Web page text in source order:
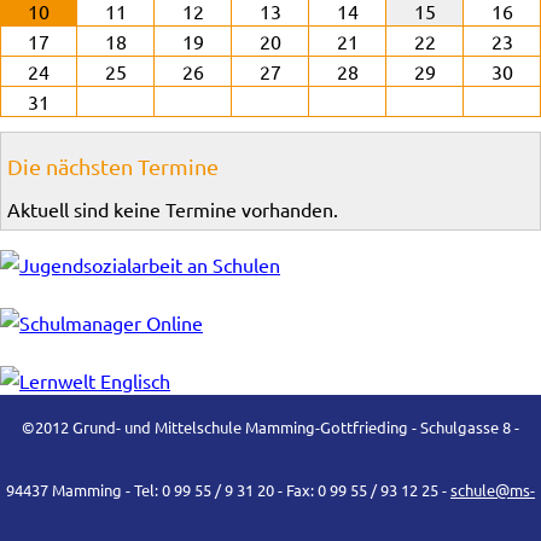
10
11 12 13 14 15
16
17
18 19 20 21 22
23
24
25 26 27 28 29
30
31
Die nächsten Termine
Aktuell sind keine Termine vorhanden.
©2012 Grund- und Mittelschule Mamming-Gottfrieding - Schulgasse 8 -
94437 Mamming - Tel: 0 99 55 / 9 31 20 - Fax: 0 99 55 / 93 12 25 -schule@ms-